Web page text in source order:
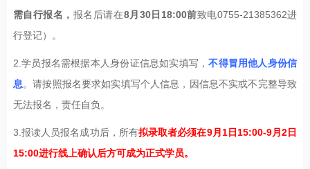
需自行报名， 报名后请在8月30日18:00前致电0755-21385362进
行登记）。
2.学员报名需根据本人身份证信息如实填写，不得冒用他人身份信
息。请按照报名要求如实填写个人信息，因信息不实或不完整导致
无法报名，责任自负。
3.报读人员报名成功后，所有拟录取者必须在9月1日15:00-9月2日
15:00进行线上确认后方可成为正式学员。